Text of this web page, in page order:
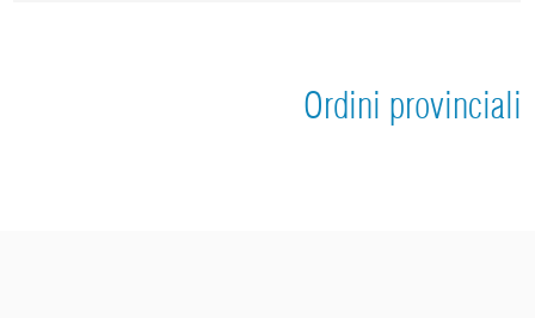
Ordini provinciali